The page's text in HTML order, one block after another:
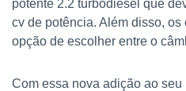
potente 2.2 turbodiesel que
cv de potência. Além disso, os
opção de escolher entre o
Com essa nova adição ao